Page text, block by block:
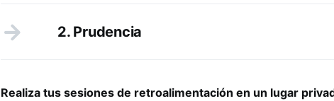
2. Prudencia
Realiza tus sesiones de retroalimentación en un lugar